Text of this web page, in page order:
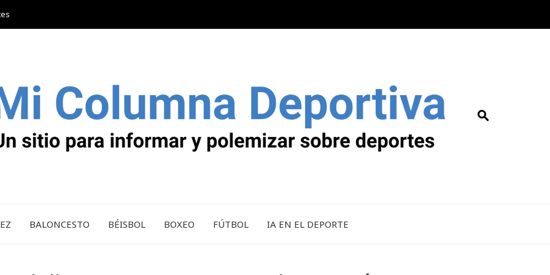
BALONCESTO BÉISBOL BOXEO FÚTBOL IA EN EL DEPORTE